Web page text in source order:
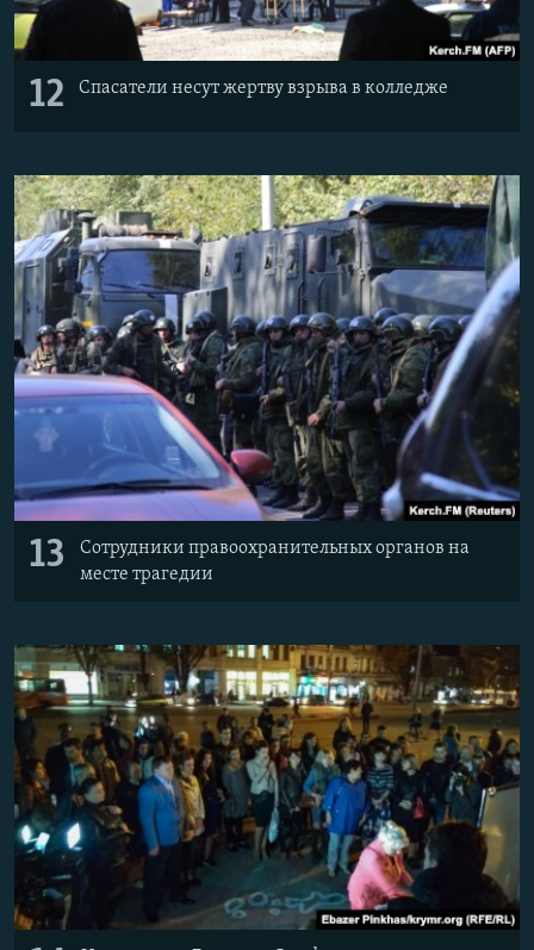
12 Спасатели несут жертву взрыва в колледже
13
Сотрудники правоохранительных органов на
месте трагедии